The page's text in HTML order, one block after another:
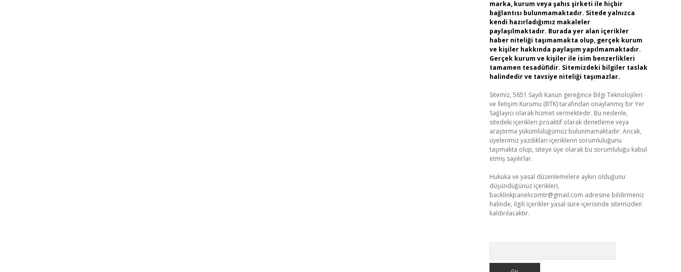
marka, kurum veya şahıs şirketi ile hiçbir
bağlantısı bulunmamaktadır. Sitede yalnızca
kendi hazırladığımız makaleler
paylaşılmaktadır. Burada yer alan içerikler
haber niteliği taşımamakta olup, gerçek kurum
ve kişiler hakkında paylaşım yapılmamaktadır.
Gerçek kurum ve kişiler ile isim benzerlikleri
tamamen tesadüfidir. Sitemizdeki bilgiler taslak
halindedir ve tavsiye niteliği taşımazlar.
Sitemiz, 5651 Sayılı Kanun gereğince Bilgi Teknolojileri
ve İletişim Kurumu (BTK) tarafından onaylanmış bir Yer
Sağlayıcı olarak hizmet vermektedir. Bu nedenle,
sitedeki içerikleri proaktif olarak denetleme veya
araştırma yükümlülüğümüz bulunmamaktadır. Ancak,
üyelerimiz yazdıkları içeriklerin sorumluluğunu
taşımakta olup, siteye üye olarak bu sorumluluğu kabul
etmiş sayılırlar.
Hukuka ve yasal düzenlemelere aykırı olduğunu
düşündüğünüz içerikleri,
backlinkpanelicomtr@gmail.com adresine bildirmeniz
halinde, ilgili içerikler yasal süre içerisinde sitemizden
kaldırılacaktır.